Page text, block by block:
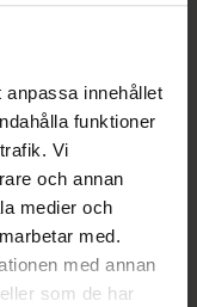
innehållet
funktioner
Vi
och annan
medier och
med.
med annan
som de har
• God
•
av goda
4 mg
mg